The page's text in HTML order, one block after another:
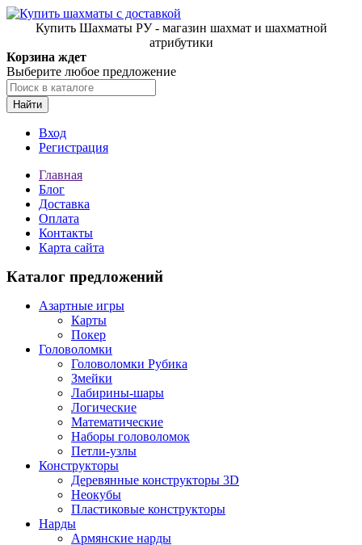
Купить Шахматы РУ - магазин шахмат и шахматной
атрибутики
Корзина ждет
Выберите любое предложение
Найти
Вход
Регистрация
Главная
Блог
Доставка
Оплата
Контакты
Карта сайта
Каталог предложений
Азартные игры
Карты
Покер
Головоломки
Головоломки Рубика
Змейки
Лабирины-шары
Логические
Математические
Наборы головоломок
Петли-узлы
Конструкторы
Деревянные конструкторы 3D
Неокубы
Пластиковые конструкторы
Нарды
Армянские нарды